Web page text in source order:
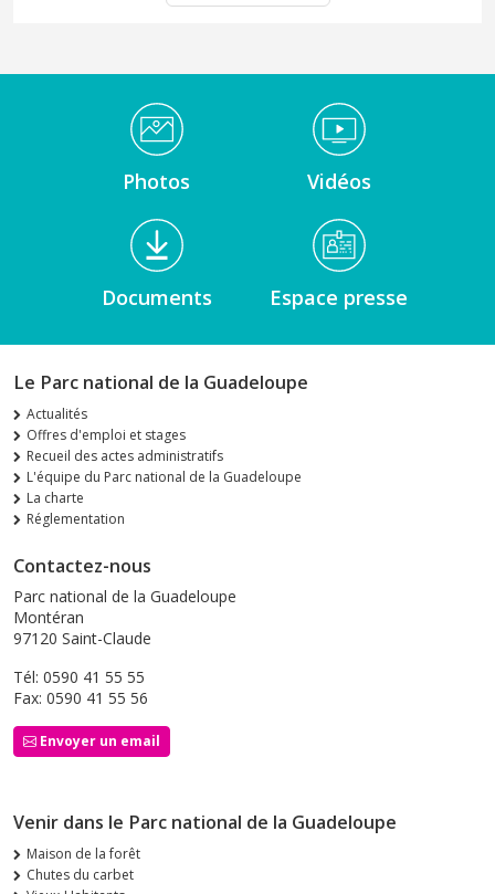
Médiathèque Footer
Photos Vidéos
Documents Espace presse
Le Parc national de la Guadeloupe
Actualités
Offres d'emploi et stages
Recueil des actes administratifs
L'équipe du Parc national de la Guadeloupe
La charte
Réglementation
Contactez-nous
Parc national de la Guadeloupe
Montéran
97120 Saint-Claude
Tél: 0590 41 55 55
Fax: 0590 41 55 56
Envoyer un email
Venir dans le Parc national de la Guadeloupe
Maison de la forêt
Chutes du carbet